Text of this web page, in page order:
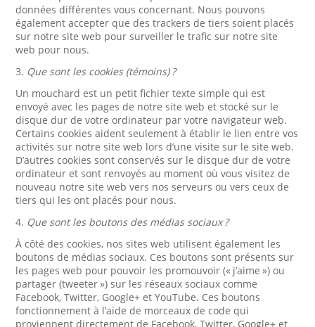
données différentes vous concernant. Nous pouvons
également accepter que des trackers de tiers soient placés
sur notre site web pour surveiller le trafic sur notre site
web pour nous.
3. Que sont les cookies (témoins) ?
Un mouchard est un petit fichier texte simple qui est
envoyé avec les pages de notre site web et stocké sur le
disque dur de votre ordinateur par votre navigateur web.
Certains cookies aident seulement à établir le lien entre vos
activités sur notre site web lors d’une visite sur le site web.
D’autres cookies sont conservés sur le disque dur de votre
ordinateur et sont renvoyés au moment où vous visitez de
nouveau notre site web vers nos serveurs ou vers ceux de
tiers qui les ont placés pour nous.
4. Que sont les boutons des médias sociaux ?
À côté des cookies, nos sites web utilisent également les
boutons de médias sociaux. Ces boutons sont présents sur
les pages web pour pouvoir les promouvoir (« j’aime ») ou
partager (tweeter ») sur les réseaux sociaux comme
Facebook, Twitter, Google+ et YouTube. Ces boutons
fonctionnement à l’aide de morceaux de code qui
proviennent directement de Facebook, Twitter, Google+ et